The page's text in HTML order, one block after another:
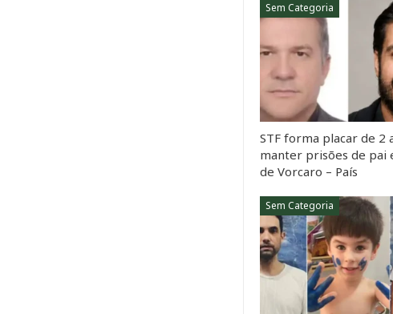
Sem Categoria
STF forma placar de 2
manter prisões de pai
de Vorcaro – País
Sem Categoria